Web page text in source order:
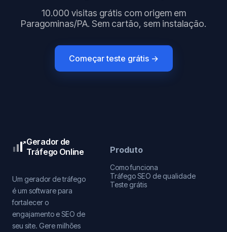
10.000 visitas grátis com origem em
Paragominas/PA. Sem cartão, sem instalação.
Começar teste grátis →
Gerador de
Tráfego Online
Um gerador de tráfego
é um software para
fortalecer o
engajamento e SEO de
seu site. Gere milhões
Produto
Como funciona
Tráfego SEO de qualidade
Teste grátis